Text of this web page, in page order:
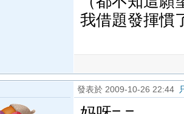
我借題發揮慣
發表於 2009-10-26 22:44